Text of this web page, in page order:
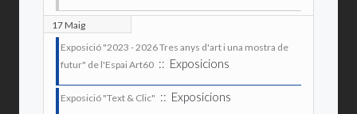
17 Maig
Exposició "2023 - 2026 Tres anys d'art i una mostra de
futur" de l'Espai Art60 :: Exposicions
Exposició "Text & Clic" :: Exposicions